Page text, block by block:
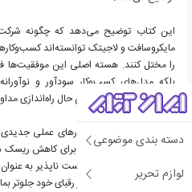
دسته بندی موضوعی
لوازم تحریر
مایکروسافت و لاجیتک توانسته‌اند
را مختل کنند. هسته اصلی این
بلکه مدل‌های کسب‌وکار سودآور و
کسب‌وکار موجود و در عین حال راه‌اندازی
شرکت شکست ناپذیر ابزارهای عملی
نوآوری و استراتژی هایی برای کاهش
ارائه می دهد. شرکت شکست ناپذیر به
می دهد که چگونه دائما از رقبای خود جلوتر